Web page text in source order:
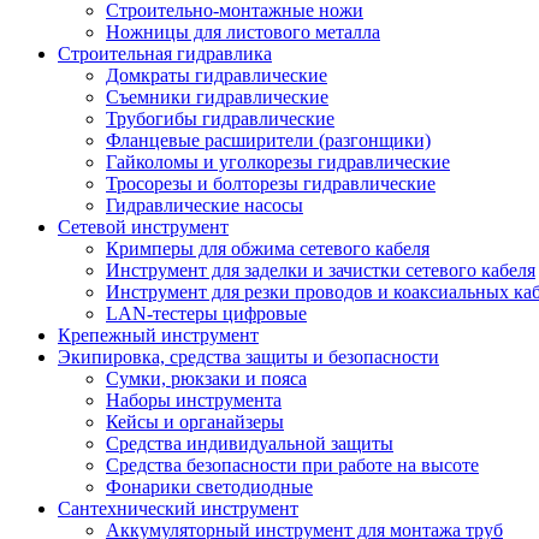
Строительно-монтажные ножи
Ножницы для листового металла
Строительная гидравлика
Домкраты гидравлические
Съемники гидравлические
Трубогибы гидравлические
Фланцевые расширители (разгонщики)
Гайколомы и уголкорезы гидравлические
Тросорезы и болторезы гидравлические
Гидравлические насосы
Сетевой инструмент
Кримперы для обжима сетевого кабеля
Инструмент для заделки и зачистки сетевого кабеля
Инструмент для резки проводов и коаксиальных
LAN-тестеры цифровые
Крепежный инструмент
Экипировка, средства защиты и безопасности
Сумки, рюкзаки и пояса
Наборы инструмента
Кейсы и органайзеры
Средства индивидуальной защиты
Средства безопасности при работе на высоте
Фонарики светодиодные
Сантехнический инструмент
Аккумуляторный инструмент для монтажа труб